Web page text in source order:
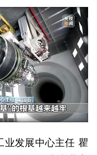
业发展中心主任 瞿